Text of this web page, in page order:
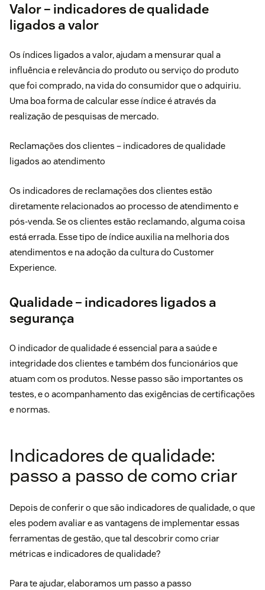
Valor – indicadores de qualidade
ligados a valor
Os índices ligados a valor, ajudam a mensurar qual a
influência e relevância do produto ou serviço do produto
que foi comprado, na vida do consumidor que o adquiriu.
Uma boa forma de calcular esse índice é através da
realização de pesquisas de mercado.
Reclamações dos clientes – indicadores de qualidade
ligados ao atendimento
Os indicadores de reclamações dos clientes estão
diretamente relacionados ao processo de atendimento e
pós-venda. Se os clientes estão reclamando, alguma coisa
está errada. Esse tipo de índice auxilia na melhoria dos
atendimentos e na adoção da cultura do Customer
Experience.
Qualidade – indicadores ligados a
segurança
O indicador de qualidade é essencial para a saúde e
integridade dos clientes e também dos funcionários que
atuam com os produtos. Nesse passo são importantes os
testes, e o acompanhamento das exigências de certificações
e normas.
Indicadores de qualidade:
passo a passo de como criar
Depois de conferir o que são indicadores de qualidade, o que
eles podem avaliar e as vantagens de implementar essas
ferramentas de gestão, que tal descobrir como criar
métricas e indicadores de qualidade?
Para te ajudar, elaboramos um passo a passo